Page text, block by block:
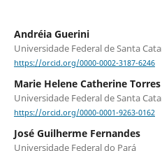
Andréia Guerini
Universidade Federal de Santa
https://orcid.org/0000-0002-3187-6246
Marie Helene Catherine Torres
Universidade Federal de Santa
https://orcid.org/0000-0001-9263-0162
José Guilherme Fernandes
Universidade Federal do Pará